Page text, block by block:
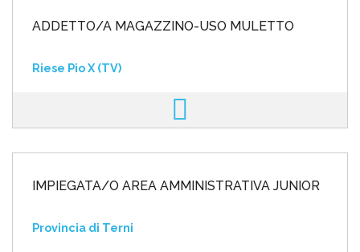
ADDETTO/A MAGAZZINO-USO MULETTO
Riese Pio X (TV)
IMPIEGATA/O AREA AMMINISTRATIVA JUNIOR
Provincia di Terni